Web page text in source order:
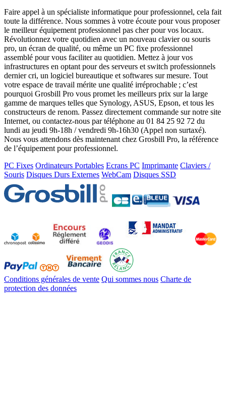
Faire appel à un spécialiste informatique pour professionnel, cela fait
toute la différence. Nous sommes à votre écoute pour vous proposer
le meilleur équipement professionnel pas cher pour vos locaux.
Révolutionnez votre quotidien avec un nouveau clavier ou souris
pro, un écran de qualité, ou même un PC fixe professionnel
assemblé pour vous faciliter au quotidien. Mettez à jour vos
infrastructures en optant pour des serveurs et switch professionnels
dernier cri, un logiciel bureautique et softwares sur mesure. Tout
votre espace de travail mérite une qualité irréprochable ; c’est
pourquoi Grosbill Pro vous promet les meilleurs prix sur la large
gamme de marques telles que Synology, ASUS, Epson, et tous les
constructeurs de renom. Passez directement commande sur notre site
Internet, ou contactez-nous par téléphone au 01 84 25 92 72 du
lundi au jeudi 9h-18h / vendredi 9h-16h30 (Appel non surtaxé).
Nous vous attendons dès maintenant chez Grosbill Pro, la référence
de l’équipement pour professionnel.
PC Fixes Ordinateurs Portables Ecrans PC Imprimante Claviers /
Souris Disques Durs Externes WebCam Disques SSD
Conditions générales de vente Qui sommes nous Charte de
protection des données